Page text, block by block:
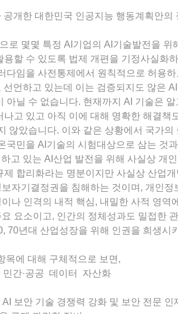
개한 대한민국 인공지능 행동계획안
로 몇몇 특정 AI기업의 AI기술발전을
할 수 있도록 법제 개편을 기정사실화
다임을 사전통제에서 원칙적으로 허용
언하고 있는데 이는 검증되지도 않은
아닐 수 없습니다. 현재까지 AI 기술은
고 있고 아직 이에 대해 명확한 해결책
않았습니다. 이와 같은 상황에서 국가
국민을 AI기술의 시험대상으로 삼는 것
고 있는 AI산업 발전을 위해 사실상 개
합리화라는 명분이지만 사실상 산업
자기결정권을 침해하는 것이며, 개인
나 인격의 내적 핵심, 내밀한 사적 영역
요소이고, 인간의 정체성과도 밀접한
70년대 산업성장을 위해 인권을 희생시
목에 대해 구체적으로 보면,
간·공공 데이터 자산화
보안 기술 경쟁력 강화 및 보안 전문 인